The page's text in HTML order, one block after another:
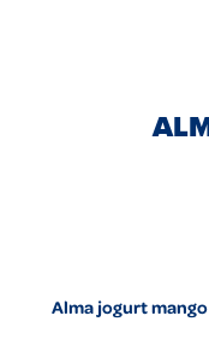
Alma jogurt mango